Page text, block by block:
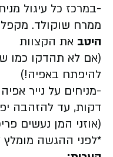
-במרכז כל עיגול
ממרח שוקולד.
היטב את הקצוות
(אם לא תהדקו כמו
להיפתח באפיה!)
דקות, עד להזהבה
(אוזני המן נעשים
*לפני ההגשה